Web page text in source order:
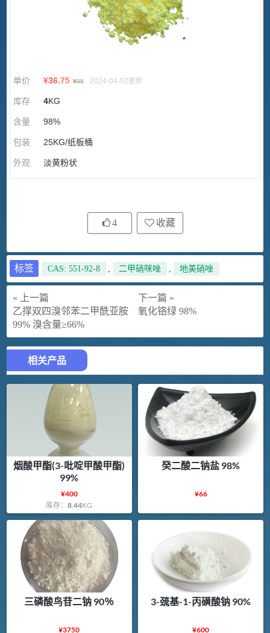
单价 ¥36.75 ¥95 2024-04-02更新
库存 4KG
含量 98%
包装 25KG/纸板桶
外观 淡黄粉状
4 收藏
标签 CAS: 551-92-8 , 二甲硝咪唑 , 地美硝唑
« 上一篇
乙撑双四溴邻苯二甲酰亚胺
99% 溴含量≥66%
下一篇 »
氧化铬绿 98%
相关产品
烟酸甲酯(3-吡啶甲酸甲酯)
99%
¥400
库存：8.44KG
癸二酸二钠盐 98%
¥66
三磷酸鸟苷二钠 90％
¥3750
3-巯基-1-丙磺酸钠 90%
¥600